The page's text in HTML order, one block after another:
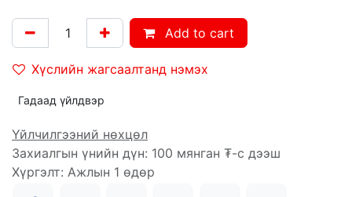
Add to cart
Хүслийн жагсаалтанд нэмэх
Гадаад үйлдвэр
Үйлчилгээний нөхцөл
Захиалгын үнийн дүн: 100 мянган ₮-с дээш
Хүргэлт: Ажлын 1 өдөр